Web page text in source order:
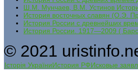
Ш.М. Мунчаев, В.М. Устинов
История восточных славян (О.Э.
История России с древнейших
История России. 1917—2009 (
© 2021
Історія УкраїниИстория РФИсковые